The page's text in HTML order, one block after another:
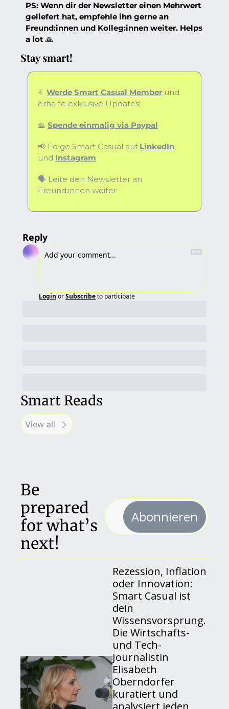
PS: Wenn dir der Newsletter einen Mehrwert
geliefert hat, empfehle ihn gerne an
Freund:innen und Kolleg:innen weiter. Helps
a lot 🙏
Stay smart!
✌️ Werde Smart Casual Member​ und
erhalte exklusive Updates!
🙏 Spende einmalig via ​Paypal
📢 Folge Smart Casual auf ​ LinkedIn
und ​ Instagram
🗣️ Leite den Newsletter an
Freund:innen weiter
Reply
Login orSubscribeto participate
Smart Reads
View all
Be
prepared
for what’s
next!
Abonnieren
Rezession, Inflation
oder Innovation:
Smart Casual ist
dein
Wissensvorsprung.
Die Wirtschafts-
und Tech-
Journalistin
Elisabeth
Oberndorfer
kuratiert und